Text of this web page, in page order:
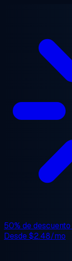
50% de descuento
Desde$2.48/mo